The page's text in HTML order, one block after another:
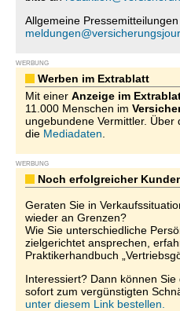
Allgemeine
WERBUNG
Werben im Extrablatt
Mit einer Anzeige im
11.000 Menschen im
ungebundene Vermittler. Über
die Mediadaten
WERBUNG
Noch erfolgreicher
Geraten Sie in
wieder an Grenzen?
Wie Sie unterschiedliche
zielgerichtet ansprechen,
Praktikerhandbuch
Interessiert? Dann können Sie
sofort zum vergünstigten
unter diesem Link bestellen.